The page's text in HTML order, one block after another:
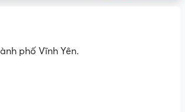
phố Vĩnh Yên.